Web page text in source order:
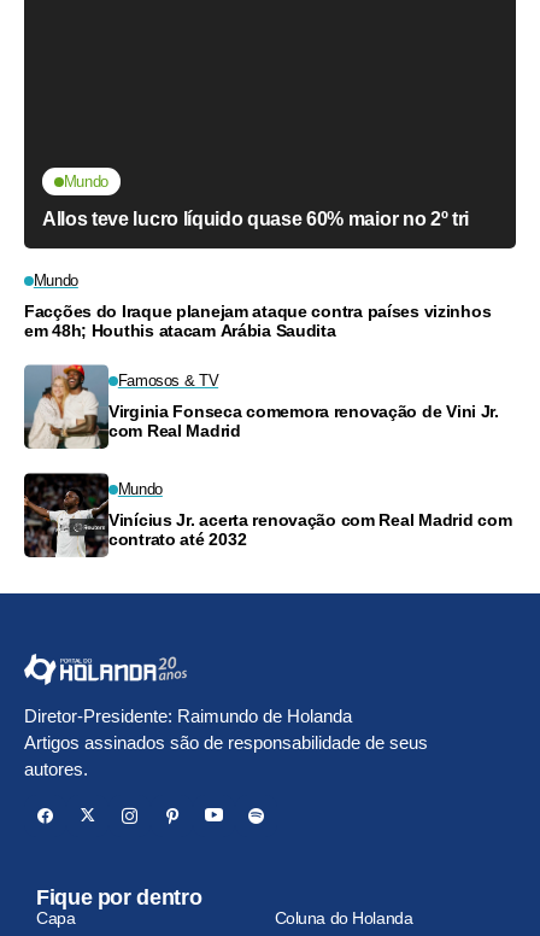
Mundo
Allos teve lucro líquido quase 60% maior no 2º tri
Mundo
Facções do Iraque planejam ataque contra países vizinhos
em 48h; Houthis atacam Arábia Saudita
Famosos & TV
Virginia Fonseca comemora renovação de Vini Jr.
com Real Madrid
Mundo
Vinícius Jr. acerta renovação com Real Madrid com
contrato até 2032
Diretor-Presidente: Raimundo de Holanda
Artigos assinados são de responsabilidade de seus
autores.
Fique por dentro
Capa Coluna do Holanda